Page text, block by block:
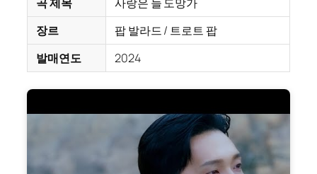
곡 제목
사랑은 늘 도망가
장르
팝 발라드 / 트로트 팝
발매연도
2024